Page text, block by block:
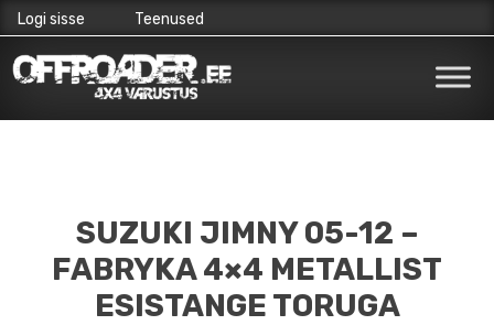
to
Logi sisse Teenused
SUZUKI JIMNY 05-12 –
FABRYKA 4×4 METALLIST
ESISTANGE TORUGA